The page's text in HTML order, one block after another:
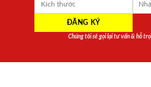
Chúng tôi sẽ gọi lại tư vấn & hỗ